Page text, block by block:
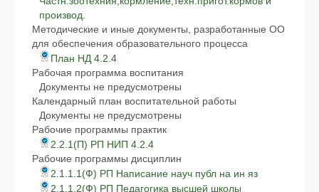
производ.
Методические и иные документы, разработанные ОО
для обеспечения образовательного процесса
План НД 4.2.4
Рабочая программа воспитания
Документы не предусмотрены
Календарный план воспитательной работы
Документы не предусмотрены
Рабочие программы практик
2.2.1(П) РП НИП 4.2.4
Рабочие программы дисциплин
2.1.1.1(Ф) РП Написание науч публ на ин яз
2.1.1.2(Ф) РП Педагогика высшей школы